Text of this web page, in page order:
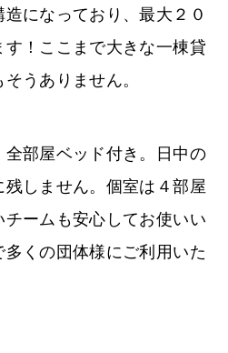
になっており、最大２０
！ここまで大きな一棟貸
うありません。
部屋ベッド付き。日中の
しません。個室は４部屋
ームも安心してお使いい
くの団体様にご利用いた